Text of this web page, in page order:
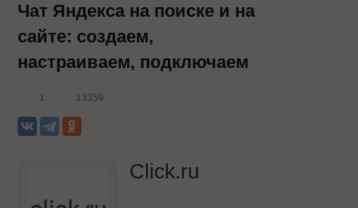
Чат Яндекса на поиске и на
сайте: создаем,
настраиваем, подключаем
1 13359
Click.ru